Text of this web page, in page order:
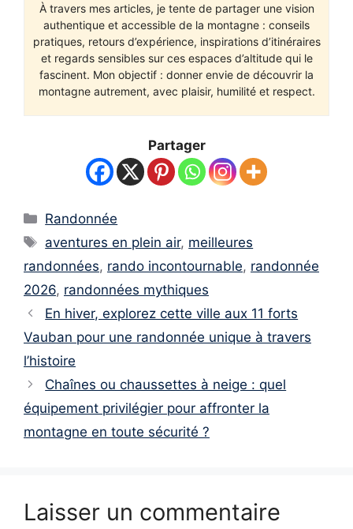
À travers mes articles, je tente de partager une vision
authentique et accessible de la montagne : conseils
pratiques, retours d’expérience, inspirations d’itinéraires
et regards sensibles sur ces espaces d’altitude qui le
fascinent. Mon objectif : donner envie de découvrir la
montagne autrement, avec plaisir, humilité et respect.
Partager
Catégories
Randonnée
Étiquettes
aventures en plein air, meilleures
randonnées, rando incontournable, randonnée
2026, randonnées mythiques
En hiver, explorez cette ville aux 11 forts
Vauban pour une randonnée unique à travers
l’histoire
Chaînes ou chaussettes à neige : quel
équipement privilégier pour affronter la
montagne en toute sécurité ?
Laisser un commentaire